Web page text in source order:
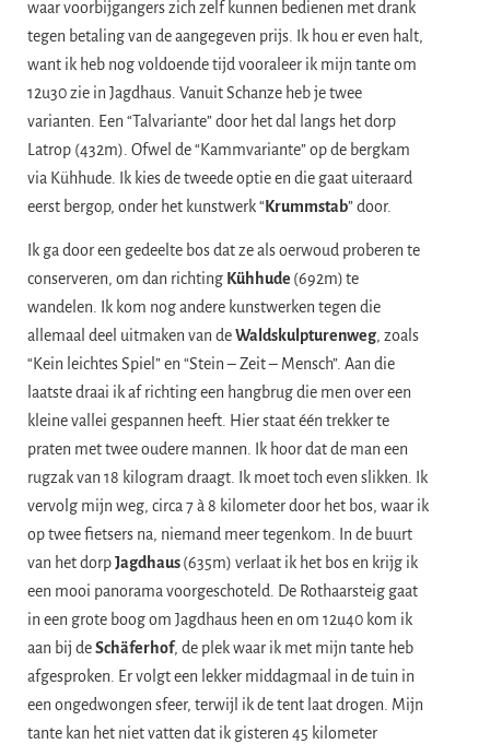
waar voorbijgangers zich zelf kunnen bedienen met drank
tegen betaling van de aangegeven prijs. Ik hou er even halt,
want ik heb nog voldoende tijd vooraleer ik mijn tante om
12u30 zie in Jagdhaus. Vanuit Schanze heb je twee
varianten. Een “Talvariante” door het dal langs het dorp
Latrop (432m). Ofwel de “Kammvariante” op de bergkam
via Kühhude. Ik kies de tweede optie en die gaat uiteraard
eerst bergop, onder het kunstwerk “ Krummstab” door.
Ik ga door een gedeelte bos dat ze als oerwoud proberen te
conserveren, om dan richting Kühhude (692m)te
wandelen. Ik kom nog andere kunstwerken tegen die
allemaal deel uitmaken van deWaldskulpturenweg, zoals
“Kein leichtes Spiel” en “Stein – Zeit – Mensch”. Aan die
laatste draai ik af richting een hangbrug die men over een
kleine vallei gespannen heeft. Hier staat één trekker te
praten met twee oudere mannen. Ik hoor dat de man een
rugzak van 18 kilogram draagt. Ik moet toch even slikken. Ik
vervolg mijn weg, circa 7 à 8 kilometer door het bos, waar ik
op twee fietsers na, niemand meer tegenkom. In de buurt
van het dorpJagdhaus(635m) verlaat ik het bos en krijg ik
een mooi panorama voorgeschoteld. De Rothaarsteig gaat
in een grote boog om Jagdhaus heen en om 12u40 kom ik
aan bij deSchäferhof, de plek waar ik met mijn tante heb
afgesproken. Er volgt een lekker middagmaal in de tuin in
een ongedwongen sfeer, terwijl ik de tent laat drogen. Mijn
tante kan het niet vatten dat ik gisteren 45 kilometer